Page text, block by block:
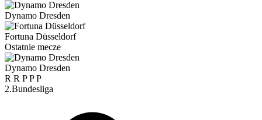
Dynamo Dresden
Fortuna Düsseldorf
Ostatnie mecze
Dynamo Dresden
R R PPP
2.Bundesliga